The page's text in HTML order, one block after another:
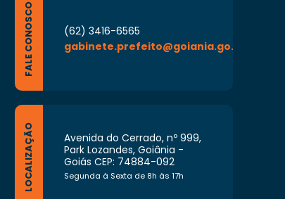
FALE CONOSCO
(62) 3416-6565
gabinete.prefeito@goiania.go.gov.br
LOCALIZAÇÃO
Avenida do Cerrado, nº 999,
Park Lozandes, Goiânia -
Goiás CEP: 74884-092
Segunda à Sexta de 8h às 17h